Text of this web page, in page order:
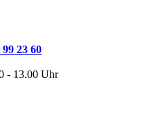
23 60
- 13.00 Uhr